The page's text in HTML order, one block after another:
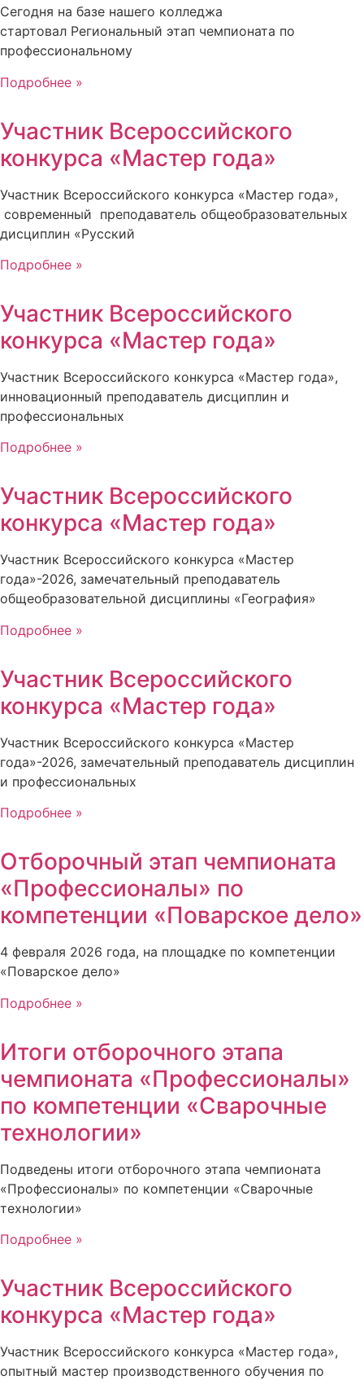
Сегодня на базе нашего колледжа
стартовал Региональный этап чемпионата по
профессиональному
Подробнее »
Участник Всероссийского
конкурса «Мастер года»
Участник Всероссийского конкурса «Мастер года»,
современный преподаватель общеобразовательных
дисциплин «Русский
Подробнее »
Участник Всероссийского
конкурса «Мастер года»
Участник Всероссийского конкурса «Мастер года»,
инновационный преподаватель дисциплин и
профессиональных
Подробнее »
Участник Всероссийского
конкурса «Мастер года»
Участник Всероссийского конкурса «Мастер
года»-2026, замечательный преподаватель
общеобразовательной дисциплины «География»
Подробнее »
Участник Всероссийского
конкурса «Мастер года»
Участник Всероссийского конкурса «Мастер
года»-2026, замечательный преподаватель дисциплин
и профессиональных
Подробнее »
Отборочный этап чемпионата
«Профессионалы» по
компетенции «Поварское дело»
4 февраля 2026 года, на площадке по компетенции
«Поварское дело»
Подробнее »
Итоги отборочного этапа
чемпионата «Профессионалы»
по компетенции «Сварочные
технологии»
Подведены итоги отборочного этапа чемпионата
«Профессионалы» по компетенции «Сварочные
технологии»
Подробнее »
Участник Всероссийского
конкурса «Мастер года»
Участник Всероссийского конкурса «Мастер года»,
опытный мастер производственного обучения по